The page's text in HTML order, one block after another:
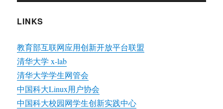
LINKS
教育部互联网应用创新开放平台联盟
清华大学 x-lab
清华大学学生网管会
中国科大Linux用户协会
中国科大校园网学生创新实践中心